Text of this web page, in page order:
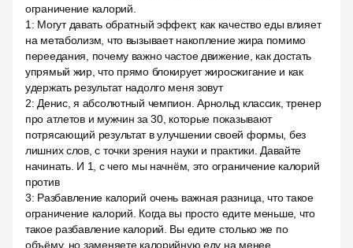
ограничение калорий.
1 : Могут давать обратный эффект, как качество еды влияет
на метаболизм, что вызывает накопление жира помимо
переедания, почему важно частое движение, как достать
упрямый жир, что прямо блокирует жиросжигание и как
удержать результат надолго меня зовут
2: Денис, я абсолютный чемпион. Арнольд классик, тренер
про атлетов и мужчин за 30, которые показывают
потрясающий результат в улучшении своей формы, без
лишних слов, с точки зрения науки и практики. Давайте
начинать. И 1, с чего мы начнём, это ограничение калорий
против
3: Разбавление калорий очень важная разница, что такое
ограничение калорий. Когда вы просто едите меньше, что
такое разбавление калорий. Вы едите столько же по
объёму, но заменяете калорийную еду на менее